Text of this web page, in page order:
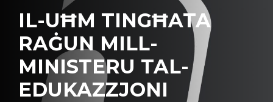
IL-UĦM TINGĦATA
RAĠUN MILL-
MINISTERU TAL-
EDUKAZZJONI